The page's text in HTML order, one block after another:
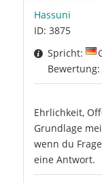
Hassuni
ID: 3875
Spricht:
Bewertung:
Ehrlichkeit,
Grundlage
wenn du
eine Antwort.